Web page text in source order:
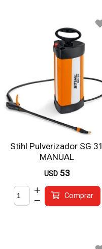
Stihl Pulverizador SG 31
MANUAL
USD 53
Comprar